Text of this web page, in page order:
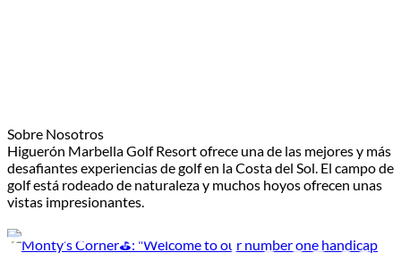
Sobre Nosotros
Higuerón Marbella Golf Resort ofrece una de las mejores y más
desafiantes experiencias de golf en la Costa del Sol. El campo de
golf está rodeado de naturaleza y muchos hoyos ofrecen unas
vistas impresionantes.